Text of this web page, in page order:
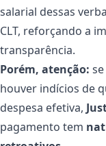
salarial dessas
CLT, reforçando a
transparência.
Porém, atenção:
houver indícios de
despesa efetiva,
pagamento tem